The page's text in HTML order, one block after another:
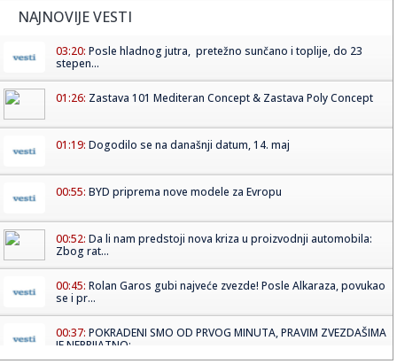
NAJNOVIJE VESTI
03:20: Posle hladnog jutra, pretežno sunčano i toplije, do 23
stepen...
01:26: Zastava 101 Mediteran Concept & Zastava Poly Concept
01:19: Dogodilo se na današnji datum, 14. maj
00:55: BYD priprema nove modele za Evropu
00:52: Da li nam predstoji nova kriza u proizvodnji automobila:
Zbog rat...
00:45: Rolan Garos gubi najveće zvezde! Posle Alkaraza, povukao
se i pr...
00:37: POKRADENI SMO OD PRVOG MINUTA, PRAVIM ZVEZDAŠIMA
JE NEPRIJATNO: ...